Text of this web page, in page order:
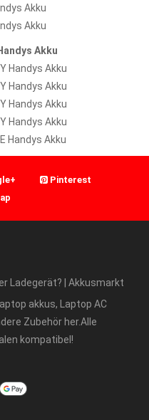
Akku
Akku
Akku
Handys Akku
Handys Akku
Handys Akku
Handys Akku
Handys Akku
Pinterest
Ladegerät? | Akkusmarkt
akkus, Laptop AC
Zubehör her.Alle
kompatibel!